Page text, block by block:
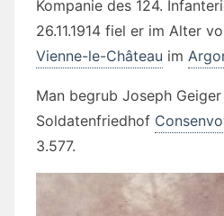
Kompanie des 124.
26.11.1914 fiel er im Alter
Vienne-le-Château im
Man begrub Joseph
Soldatenfriedhof
3.577.